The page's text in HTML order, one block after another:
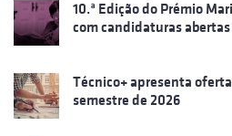
10.ª Edição do Prémio
com candidaturas
Técnico+ apresenta
semestre de 2026